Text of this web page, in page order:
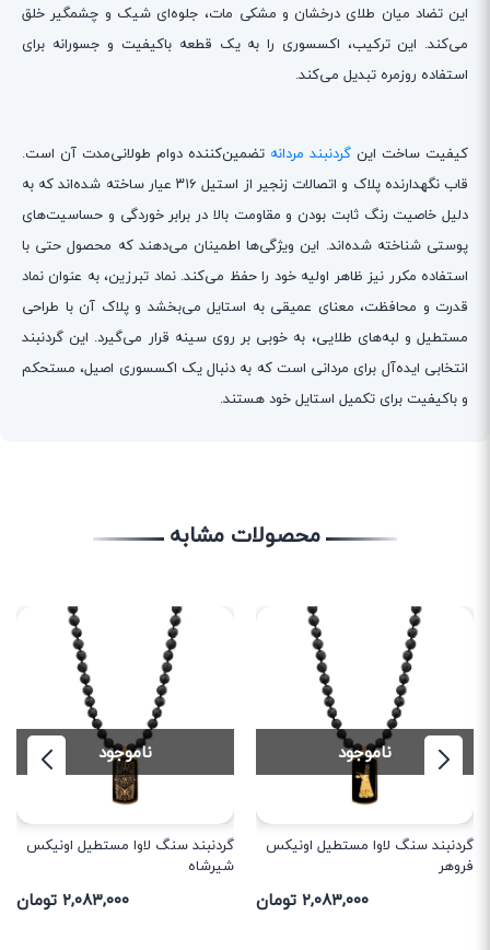
این تضاد میان طلای درخشان و مشکی مات، جلوه‌ای شیک و چشمگیر خلق
می‌کند. این ترکیب، اکسسوری را به یک قطعه باکیفیت و جسورانه برای
استفاده روزمره تبدیل می‌کند.
کیفیت ساخت این گردنبند مردانه تضمین‌کننده دوام طولانی‌مدت آن است.
قاب نگهدارنده پلاک و اتصالات زنجیر از استیل ۳۱۶ عیار ساخته شده‌اند که به
دلیل خاصیت رنگ ثابت بودن و مقاومت بالا در برابر خوردگی و حساسیت‌های
پوستی شناخته شده‌اند. این ویژگی‌ها اطمینان می‌دهند که محصول حتی با
استفاده مکرر نیز ظاهر اولیه خود را حفظ می‌کند. نماد تبرزین، به عنوان نماد
قدرت و محافظت، معنای عمیقی به استایل می‌بخشد و پلاک آن با طراحی
مستطیل و لبه‌های طلایی، به خوبی بر روی سینه قرار می‌گیرد. این گردنبند
انتخابی ایده‌آل برای مردانی است که به دنبال یک اکسسوری اصیل، مستحکم
و باکیفیت برای تکمیل استایل خود هستند.
محصولات مشابه
گردنبند سنگ لاوا مستطیل اونیکس
فروهر
۲,۰۸۳,۰۰۰ تومان
ناموجود
گردنبند سنگ لاوا مستطیل اونیکس
شیرشاه
۲,۰۸۳,۰۰۰ تومان
ناموجود